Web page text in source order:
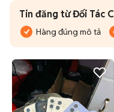
Tin đăng từ Đối Tác
Hàng đúng mô tả